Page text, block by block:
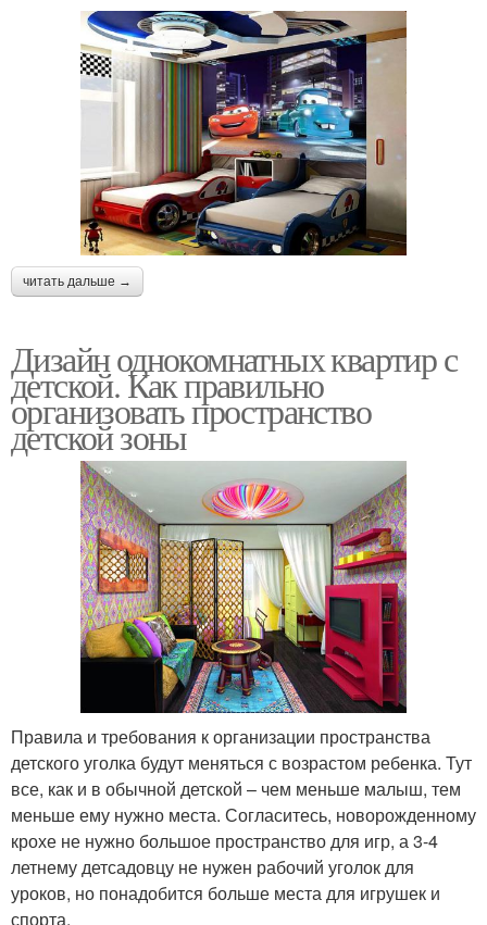
читать дальше →
Дизайн однокомнатных квартир с
детской. Как правильно
организовать пространство
детской зоны
Правила и требования к организации пространства
детского уголка будут меняться с возрастом ребенка. Тут
все, как и в обычной детской – чем меньше малыш, тем
меньше ему нужно места. Согласитесь, новорожденному
крохе не нужно большое пространство для игр, а 3-4
летнему детсадовцу не нужен рабочий уголок для
уроков, но понадобится больше места для игрушек и
спорта.